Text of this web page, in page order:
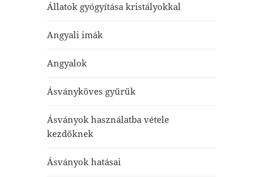
Állatok gyógyítása kristályokkal
Angyali imák
Angyalok
Ásványköves gyűrűk
Ásványok használatba vétele
kezdőknek
Ásványok hatásai